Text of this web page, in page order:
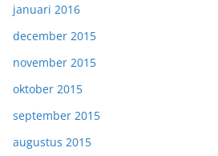
januari 2016
december 2015
november 2015
oktober 2015
september 2015
augustus 2015